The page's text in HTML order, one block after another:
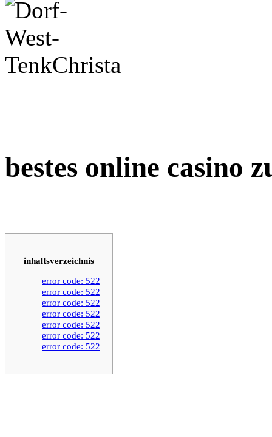
bestes online casino
inhaltsverzeichnis
error code: 522
error code: 522
error code: 522
error code: 522
error code: 522
error code: 522
error code: 522